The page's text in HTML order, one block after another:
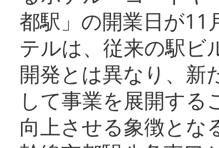
都駅」の開業日が11
テルは、従来の駅ビ
開発とは異なり、新
して事業を展開する
向上させる象徴とな